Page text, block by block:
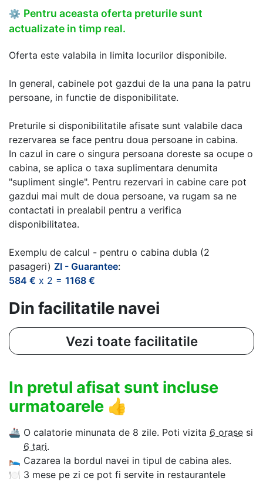
⚙ Pentru aceasta oferta preturile sunt
actualizate in timp real.
Oferta este valabila in limita locurilor disponibile.
In general, cabinele pot gazdui de la una pana la patru
persoane, in functie de disponibilitate.
Preturile si disponibilitatile afisate sunt valabile daca
rezervarea se face pentru doua persoane in cabina.
In cazul in care o singura persoana doreste sa ocupe o
cabina, se aplica o taxa suplimentara denumita
"supliment single". Pentru rezervari in cabine care pot
gazdui mai mult de doua persoane, va rugam sa ne
contactati in prealabil pentru a verifica
disponibilitatea.
Exemplu de calcul - pentru o cabina dubla (2
pasageri) ZI - Guarantee:
584 € x 2 = 1168 €
Din facilitatile navei
Vezi toate facilitatile
In pretul afisat sunt incluse
urmatoarele 👍
🚢 O calatorie minunata de 8 zile. Poti vizita 6 orase si
6 tari.
🛌 Cazarea la bordul navei in tipul de cabina ales.
🍽 3 mese pe zi ce pot fi servite in restaurantele